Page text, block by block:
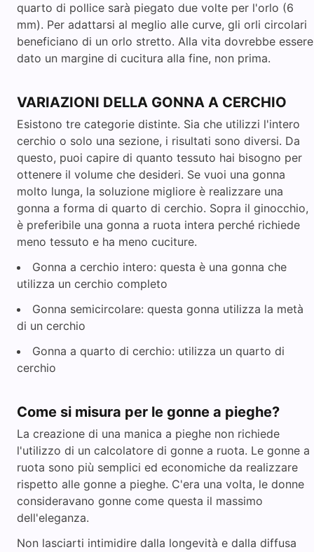
quarto di pollice sarà piegato due volte per l'orlo (6
mm). Per adattarsi al meglio alle curve, gli orli circolari
beneficiano di un orlo stretto. Alla vita dovrebbe essere
dato un margine di cucitura alla fine, non prima.
VARIAZIONI DELLA GONNA A CERCHIO
Esistono tre categorie distinte. Sia che utilizzi l'intero
cerchio o solo una sezione, i risultati sono diversi. Da
questo, puoi capire di quanto tessuto hai bisogno per
ottenere il volume che desideri. Se vuoi una gonna
molto lunga, la soluzione migliore è realizzare una
gonna a forma di quarto di cerchio. Sopra il ginocchio,
è preferibile una gonna a ruota intera perché richiede
meno tessuto e ha meno cuciture.
Gonna a cerchio intero: questa è una gonna che
utilizza un cerchio completo
Gonna semicircolare: questa gonna utilizza la metà
di un cerchio
Gonna a quarto di cerchio: utilizza un quarto di
cerchio
Come si misura per le gonne a pieghe?
La creazione di una manica a pieghe non richiede
l'utilizzo di un calcolatore di gonne a ruota. Le gonne a
ruota sono più semplici ed economiche da realizzare
rispetto alle gonne a pieghe. C'era una volta, le donne
consideravano gonne come questa il massimo
dell'eleganza.
Non lasciarti intimidire dalla longevità e dalla diffusa